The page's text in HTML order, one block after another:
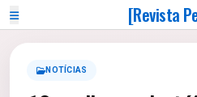
[Revista
NOTÍCIAS